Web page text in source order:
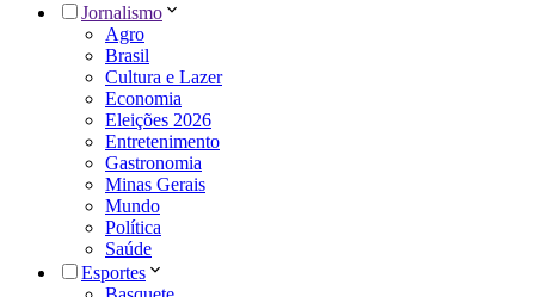
Jornalismo
Agro
Brasil
Cultura e Lazer
Economia
Eleições 2026
Entretenimento
Gastronomia
Minas Gerais
Mundo
Política
Saúde
Esportes